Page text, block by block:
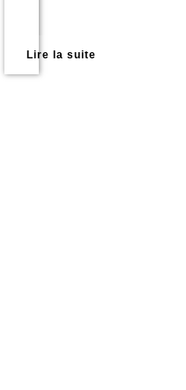
Lire la suite